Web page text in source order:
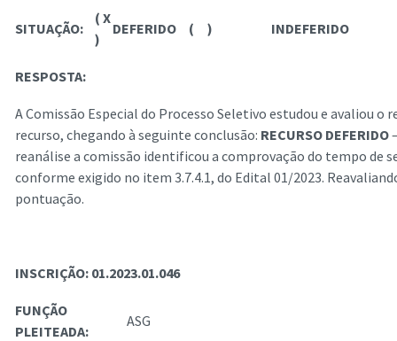
SITUAÇÃO:
( X
)
DEFERIDO ( ) INDEFERIDO
RESPOSTA:
A Comissão Especial do Processo Seletivo estudou e avaliou o
recurso, chegando à seguinte conclusão: RECURSO DEFERIDO
reanálise a comissão identificou a comprovação do tempo de
conforme exigido no item 3.7.4.1, do Edital 01/2023.
pontuação.
INSCRIÇÃO: 01.2023.01.046
FUNÇÃO
PLEITEADA:
ASG